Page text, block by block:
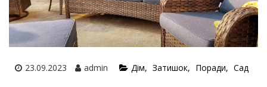
23.09.2023 admin Дім Затишок Поради Сад